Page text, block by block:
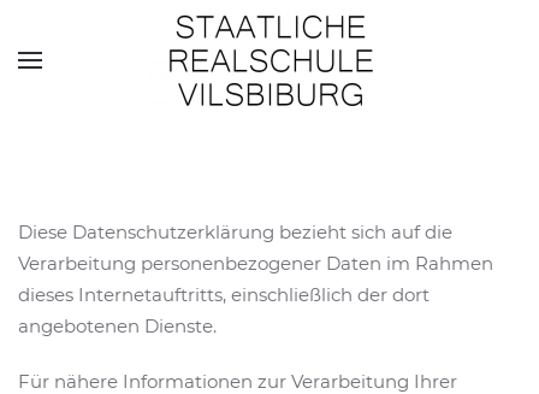
Skip to main content
Diese Datenschutzerklärung bezieht sich auf die
Verarbeitung personenbezogener Daten im Rahmen
dieses Internetauftritts, einschließlich der dort
angebotenen Dienste.
Für nähere Informationen zur Verarbeitung Ihrer